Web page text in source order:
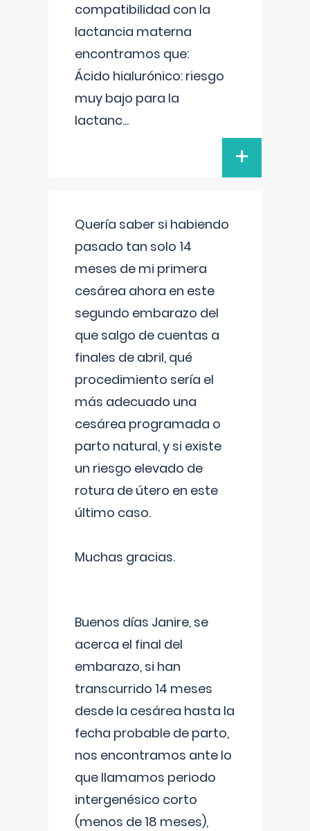
compatibilidad con la
lactancia materna
encontramos que:
Ácido hialurónico: riesgo
muy bajo para la
lactanc...
+
Quería saber si habiendo
pasado tan solo 14
meses de mi primera
cesárea ahora en este
segundo embarazo del
que salgo de cuentas a
finales de abril, qué
procedimiento sería el
más adecuado una
cesárea programada o
parto natural, y si existe
un riesgo elevado de
rotura de útero en este
último caso.
Muchas gracias.
Buenos días Janire, se
acerca el final del
embarazo, si han
transcurrido 14 meses
desde la cesárea hasta la
fecha probable de parto,
nos encontramos ante lo
que llamamos periodo
intergenésico corto
(menos de 18 meses),